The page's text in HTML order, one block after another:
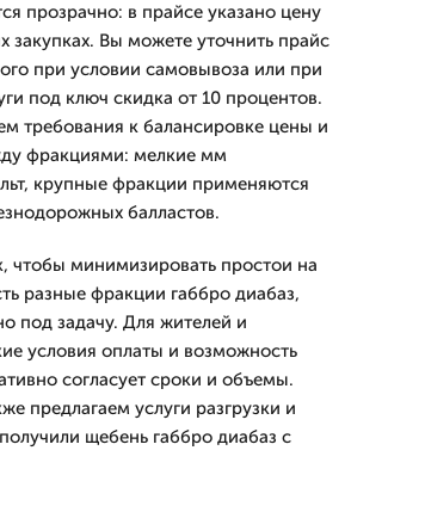
прозрачно: в прайсе указано цену
Вы можете уточнить прайс
при условии самовывоза или при
под ключ скидка от 10 процентов.
требования к балансировке цены и
фракциями: мелкие мм
крупные фракции применяются
балластов.
чтобы минимизировать простои на
разные фракции габбро диабаз,
под задачу. Для жителей и
условия оплаты и возможность
согласует сроки и объемы.
предлагаем услуги разгрузки и
щебень габбро диабаз с